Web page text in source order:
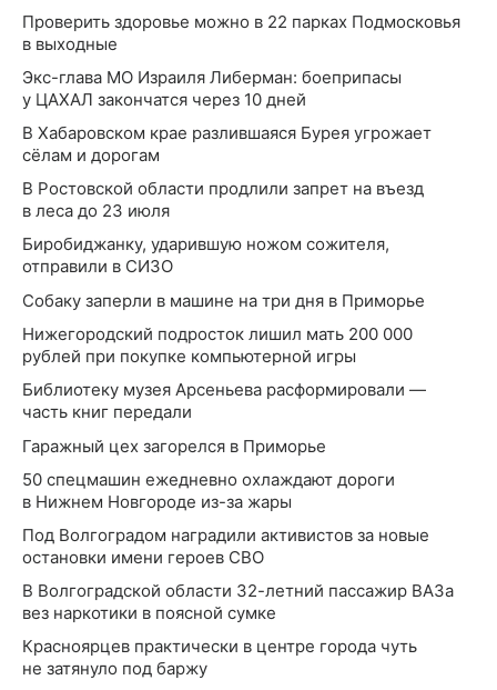
Проверить здоровье можно в 22 парках Подмосковья
в выходные
Экс-глава МО Израиля Либерман: боеприпасы
у ЦАХАЛ закончатся через 10 дней
В Хабаровском крае разлившаяся Бурея угрожает
сёлам и дорогам
В Ростовской области продлили запрет на въезд
в леса до 23 июля
Биробиджанку, ударившую ножом сожителя,
отправили в СИЗО
Собаку заперли в машине на три дня в Приморье
Нижегородский подросток лишил мать 200 000
рублей при покупке компьютерной игры
Библиотеку музея Арсеньева расформировали —
часть книг передали
Гаражный цех загорелся в Приморье
50 спецмашин ежедневно охлаждают дороги
в Нижнем Новгороде из-за жары
Под Волгоградом наградили активистов за новые
остановки имени героев СВО
В Волгоградской области 32-летний пассажир ВАЗа
вез наркотики в поясной сумке
Красноярцев практически в центре города чуть
не затянуло под баржу